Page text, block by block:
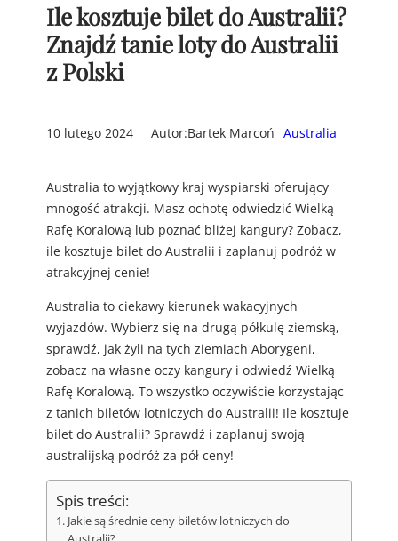
Ile kosztuje bilet do Australii?
Znajdź tanie loty do Australii
z Polski
10 lutego 2024 Autor:Bartek Marcoń Australia
Australia to wyjątkowy kraj wyspiarski oferujący
mnogość atrakcji. Masz ochotę odwiedzić Wielką
Rafę Koralową lub poznać bliżej kangury? Zobacz,
ile kosztuje bilet do Australii i zaplanuj podróż w
atrakcyjnej cenie!
Australia to ciekawy kierunek wakacyjnych
wyjazdów. Wybierz się na drugą półkulę ziemską,
sprawdź, jak żyli na tych ziemiach Aborygeni,
zobacz na własne oczy kangury i odwiedź Wielką
Rafę Koralową. To wszystko oczywiście korzystając
z tanich biletów lotniczych do Australii! Ile kosztuje
bilet do Australii? Sprawdź i zaplanuj swoją
australijską podróż za pół ceny!
Spis treści:
Jakie są średnie ceny biletów lotniczych do